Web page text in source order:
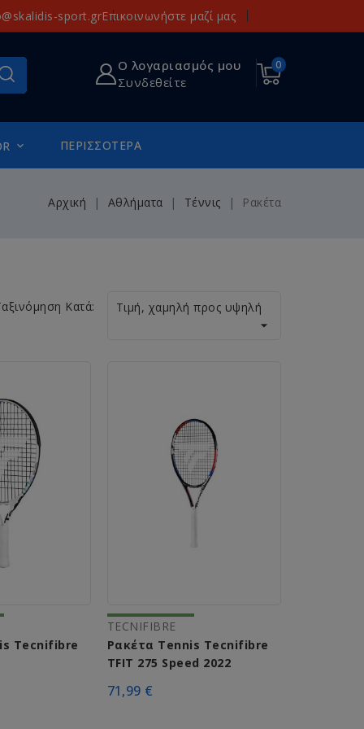
sport.grΕπικοινωνήστε μαζί μας
Ο λογαριασμός μου
Συνδεθείτε
0
 ΠΕΡΙΣΣΌΤΕΡΑ
Αρχική Αθλήματα Τέννις Ρακέτα
Κατά: Τιμή, χαμηλή προς υψηλή

Tecnifibre
TECNIFIBRE
Ρακέτα Tennis Tecnifibre
TFIT 275 Speed 2022
71,99 €